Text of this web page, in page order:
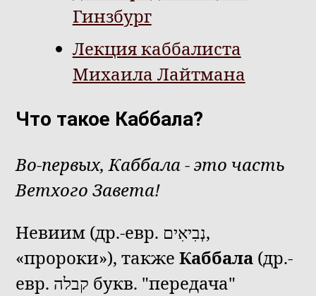
Гинзбург
Лекция каббалиста
Михаила Лайтмана
Что такое Каббала?
Во-первых, Каббала - это часть
Ветхого Завета!
Невиим (др.-евр. נְבִיאִים,
«пророки»), такжеКаббала (др.-
евр. קבלה букв. "передача"